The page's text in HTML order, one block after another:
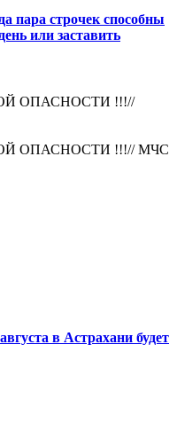
пара строчек способны
или заставить
ОПАСНОСТИ !!!//
ОПАСНОСТИ !!!//МЧС
в Астрахани будет